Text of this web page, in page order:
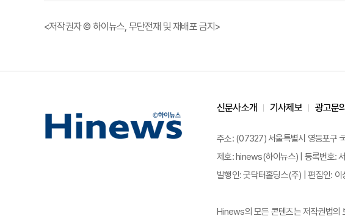
<저작권자 © 하이뉴스, 무단전재 및 재배포 금지>
신문사소개 기사제보 광고문의
주소: (07327) 서울특별시 영등포
제호: hinews(하이뉴스) | 등록번호:
발행인: 굿닥터홀딩스(주) | 편집인:
Hinews의 모든 콘텐츠는 저작권법의